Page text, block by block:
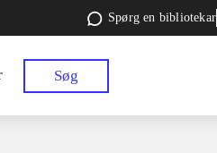
Spørg en bibliotekar
Søg